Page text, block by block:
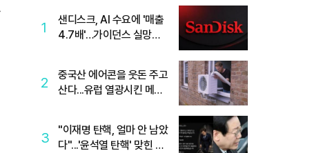
1
샌디스크, AI 수요에 '매출
4.7배'…가이던스 실망에
2
중국산 에어콘을 웃돈 주고
산다...유럽 열광시킨 메이
3
"이재명 탄핵, 얼마 안 남았
다"...'윤석열 탄핵' 맞힌 무